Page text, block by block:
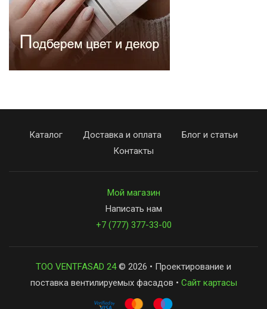
Каталог Доставка и оплата
Блог и статьи
Контакты
Мой магазин
Написать нам
+7 (777) 377-33-00
ТОО VENTFASAD 24© 2026 • Проектирование и
поставка вентилируемых фасадов • Сайт картасы